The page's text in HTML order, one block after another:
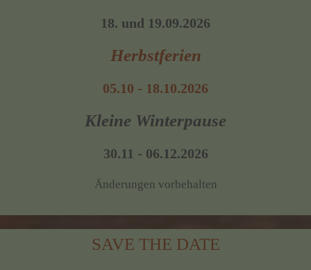
18. und 19.09.2026
Herbstferien
05.10 - 18.10.2026
Kleine Winterpause
30.11 - 06.12.2026
Änderungen vorbehalten
SAVE THE DATE